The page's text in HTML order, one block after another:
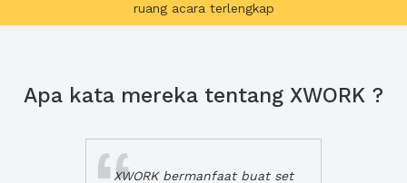
ruang acara terlengkap
Apa kata mereka tentang XWORK ?
XWORK bermanfaat buat set